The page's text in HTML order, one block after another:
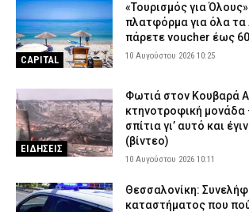
Μεγάλη δασική πυρκαγιά στο Μουζάκι
πυροσβέστες και εννέα εναέρια μέσα
ΕΙΔΗΣΕΙΣ 9 Αυγούστου 2026 19:05
CAPITAL
«Τουρισμός για
πλατφόρμα για όλα
πάρετε voucher έως
10 Αυγούστου 2026 10:25
ΕΙΔΗΣΕΙΣ
Φωτιά στον Κουβαρά
κτηνοτροφική μονάδα
σπίτια γι’ αυτό και
(βίντεο)
10 Αυγούστου 2026 10:11
Θεσσαλονίκη:
καταστήματος που